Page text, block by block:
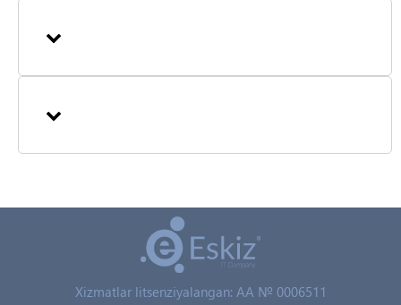
Xizmatlar litsenziyalangan: AA № 0006511